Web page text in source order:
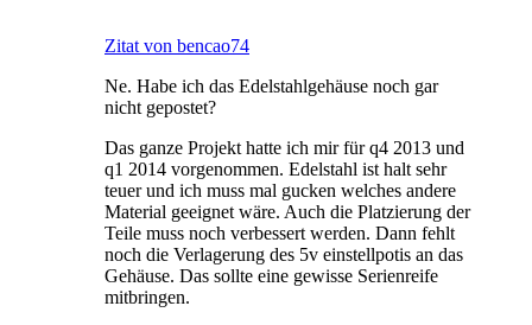
Zitat von bencao74
Ne. Habe ich das Edelstahlgehäuse noch gar
nicht gepostet?
Das ganze Projekt hatte ich mir für q4 2013 und
q1 2014 vorgenommen. Edelstahl ist halt sehr
teuer und ich muss mal gucken welches andere
Material geeignet wäre. Auch die Platzierung der
Teile muss noch verbessert werden. Dann fehlt
noch die Verlagerung des 5v einstellpotis an das
Gehäuse. Das sollte eine gewisse Serienreife
mitbringen.